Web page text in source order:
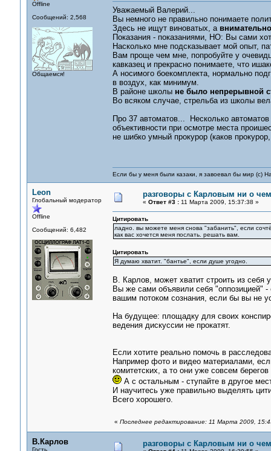
Offline
Сообщений: 2,568
Общаемся!
Уважаемый Валерий...
Вы немного не правильно понимаете
Здесь не ищут виноватых, а внимательно
Показания - показаниями, НО: Вы сами
Насколько мне подсказывает мой опыт,
Вам проще чем мне, попробуйте у
кавказец и прекрасно понимаете, что
А носимого боекомплекта, нормально
в воздух, как минимум.
В районе школы не было непрерывной
Во всяком случае, стрельба из школы
Про 37 автоматов... Несколько
объективности при осмотре места
не шибко умный прокурор (каков
Если бы у меня были казаки, я завоевал бы мир (с)
Leon
Глобальный модератор
Offline
Сообщений: 6,482
разговоры с Карловым ни о
« Ответ #3 :11 Марта 2009, 15:37:38 »
Цитировать
ладно. вы можете меня снова "забанить", если
как вас хочется меня послать. решать вам.
Цитировать
Я думаю хватит. "бантье", если душе угодно.
В. Карлов, может хватит строить из себя
Вы же сами объявили себя "оппозицией" -
вашим потоком сознания, если бы вы не
На будущее: площадку для своих
ведения дискуссии не прокатят.
Если хотите реально помочь в
Например фото и видео материалами,
комитетских, а то они уже совсем
А с остальным - ступайте в другое
И научитесь уже правильно выделять
Всего хорошего.
« Последнее редактирование: 11 Марта 2009,
В.Карлов
Гость
разговоры с Карловым ни о